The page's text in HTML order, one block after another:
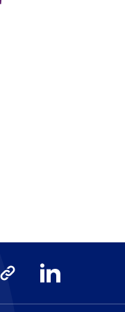
TikTok LinkedIn